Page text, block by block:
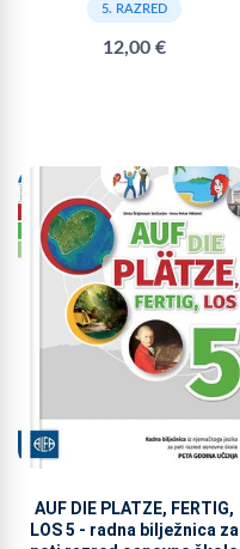
5. RAZRED
12,00 €
AUF DIE PLATZE, FERTIG,
LOS 5 - radna bilježnica za